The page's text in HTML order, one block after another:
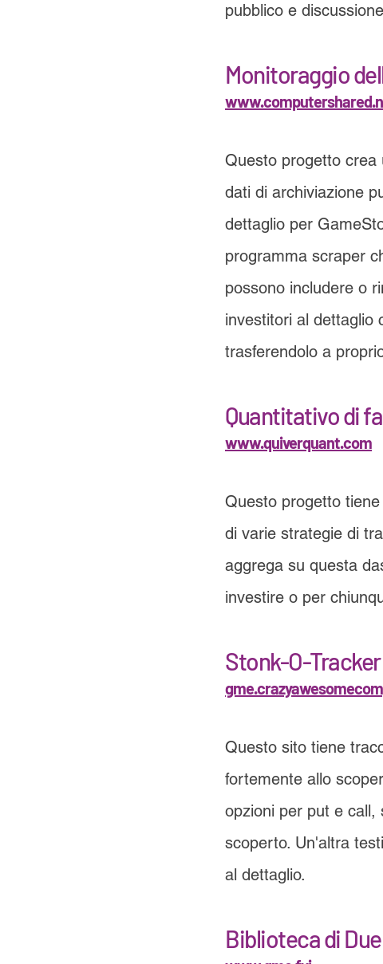
pubblico e
Monitoraggio
Questo progetto crea
dati di archiviazione
dettaglio per
programma scraper
possono includere o
investitori al dettaglio
trasferendolo a
Quantitativo di
www.quiverquant.com
Questo progetto
di varie strategie di
aggrega su questa
investire o per
Stonk-O-Tracker
Questo sito tiene
fortemente allo
opzioni per put e call,
scoperto. Un'altra
al dettaglio.
Biblioteca di